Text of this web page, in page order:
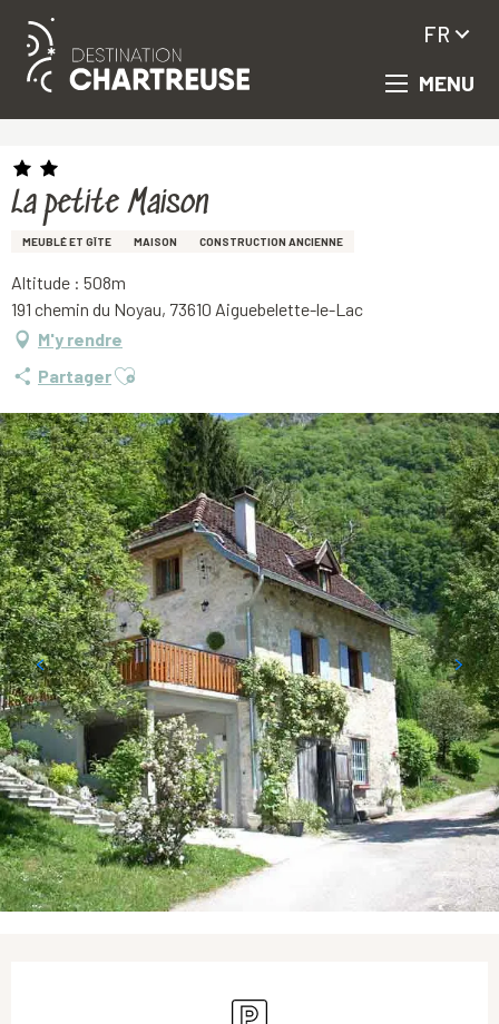
Aller
principal
MENU
FR
La petite Maison
MEUBLÉ ET GÎTE MAISON CONSTRUCTION ANCIENNE
Altitude : 508m
191 chemin du Noyau, 73610 Aiguebelette-le-Lac
M'y rendre
PartagerAjouter aux favoris
Parking